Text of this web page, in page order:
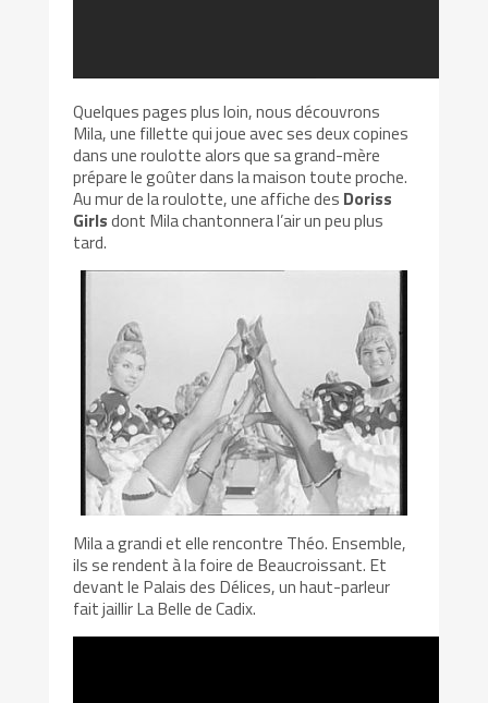
Quelques pages plus loin, nous découvrons
Mila, une fillette qui joue avec ses deux copines
dans une roulotte alors que sa grand-mère
prépare le goûter dans la maison toute proche.
Au mur de la roulotte, une affiche des Doriss
Girlsdont Mila chantonnera l’air un peu plus
tard.
Mila a grandi et elle rencontre Théo. Ensemble,
ils se rendent à la foire de Beaucroissant. Et
devant le Palais des Délices, un haut-parleur
fait jaillir La Belle de Cadix.